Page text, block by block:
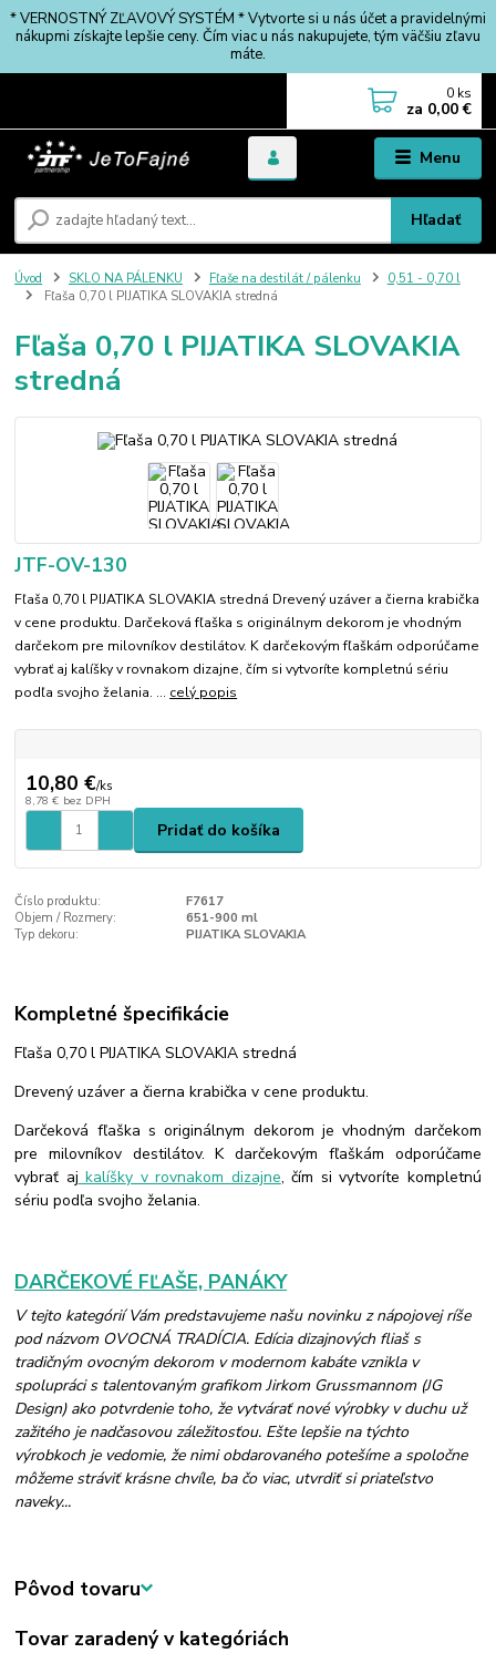
* VERNOSTNÝ ZĽAVOVÝ SYSTÉM * Vytvorte si u nás účet a pravidelnými
nákupmi získajte lepšie ceny. Čím viac u nás nakupujete, tým väčšiu zľavu
máte.
Menu
Hľadať
0 ks
za 0,00 €
Úvod SKLO NA PÁLENKU Fľaše na destilát / pálenku
0,51 - 0,70 l
Fľaša 0,70 l PIJATIKA SLOVAKIA stredná
Fľaša 0,70 l PIJATIKA SLOVAKIA
stredná
JTF-OV-130
Fľaša 0,70 l PIJATIKA SLOVAKIA stredná Drevený uzáver a čierna krabička
v cene produktu. Darčeková fľaška s originálnym dekorom je vhodným
darčekom pre milovníkov destilátov. K darčekovým fľaškám odporúčame
vybrať aj kalíšky v rovnakom dizajne, čím si vytvoríte kompletnú sériu
podľa svojho želania. ... celý popis
10,80 €/ks
8,78 € bez DPH
Pridať do košíka
Číslo produktu:
F7617
Objem / Rozmery:
651-900 ml
Typ dekoru:
PIJATIKA SLOVAKIA
Kompletné špecifikácie
Fľaša 0,70 l PIJATIKA SLOVAKIA stredná
Drevený uzáver a čierna krabička v cene produktu.
Darčeková fľaška s originálnym dekorom je vhodným darčekom
pre milovníkov destilátov. K darčekovým fľaškám odporúčame
vybrať aj kalíšky v rovnakom dizajne, čím si vytvoríte kompletnú
sériu podľa svojho želania.
DARČEKOVÉ FĽAŠE, PANÁKY
V tejto kategórií Vám predstavujeme našu novinku z nápojovej ríše
pod názvom OVOCNÁ TRADÍCIA. Edícia dizajnových fliaš s
tradičným ovocným dekorom v modernom kabáte vznikla v
spolupráci s talentovaným grafikom Jirkom Grussmannom (JG
Design) ako potvrdenie toho, že vytvárať nové výrobky v duchu už
zažitého je nadčasovou záležitosťou. Ešte lepšie na týchto
výrobkoch je vedomie, že nimi obdarovaného potešíme a spoločne
môžeme stráviť krásne chvíle, ba čo viac, utvrdiť si priateľstvo
naveky...
Pôvod tovaru
Tovar zaradený v kategóriách